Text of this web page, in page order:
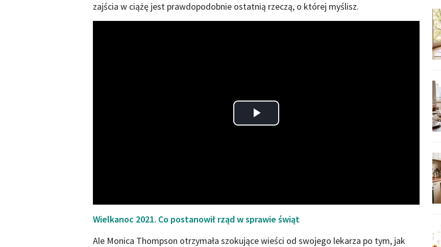
zajścia w ciążę jest prawdopodobnie ostatnią rzeczą, o której myślisz.
Play
Wielkanoc 2021. Co postanowił rząd w sprawie świąt
Ale Monica Thompson otrzymała szokujące wieści od swojego lekarza po tym, jak